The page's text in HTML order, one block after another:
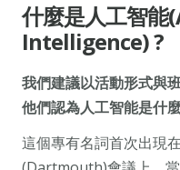
什麼是人工智
Intelligence) ?
我們建議以活動形式與
他們認為人工智能是什
這個專有名詞首次出現